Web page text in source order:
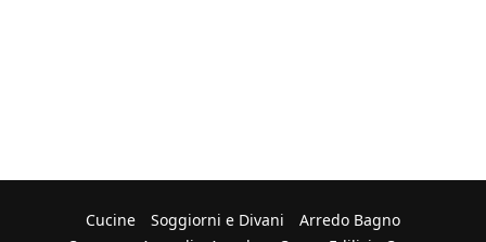
Cucine Soggiorni e Divani
Arredo Bagno